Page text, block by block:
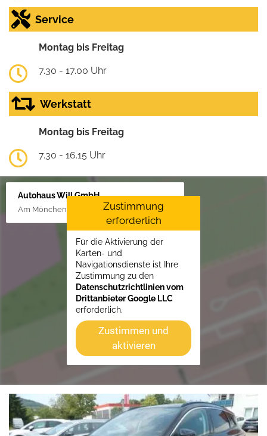
Service
Montag bis Freitag
7.30 - 17.00 Uhr
Werkstatt
Montag bis Freitag
7.30 - 16.15 Uhr
Autohaus Will GmbH
Am Mönchenfelde 18, 38889 Blankenburg
Zustimmung
erforderlich
Für die Aktivierung der
Karten- und
Navigationsdienste ist Ihre
Zustimmung zu den
Datenschutzrichtlinien vom
Drittanbieter Google LLC
erforderlich.
Zustimmen und
aktivieren